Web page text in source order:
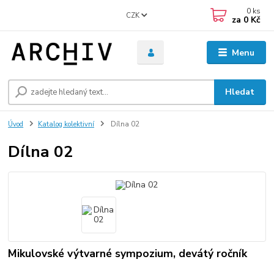
Menu
CZK
Hledat
0 ks
za 0 Kč
Úvod Katalog kolektivní Dílna 02
Dílna 02
Mikulovské výtvarné sympozium, devátý ročník